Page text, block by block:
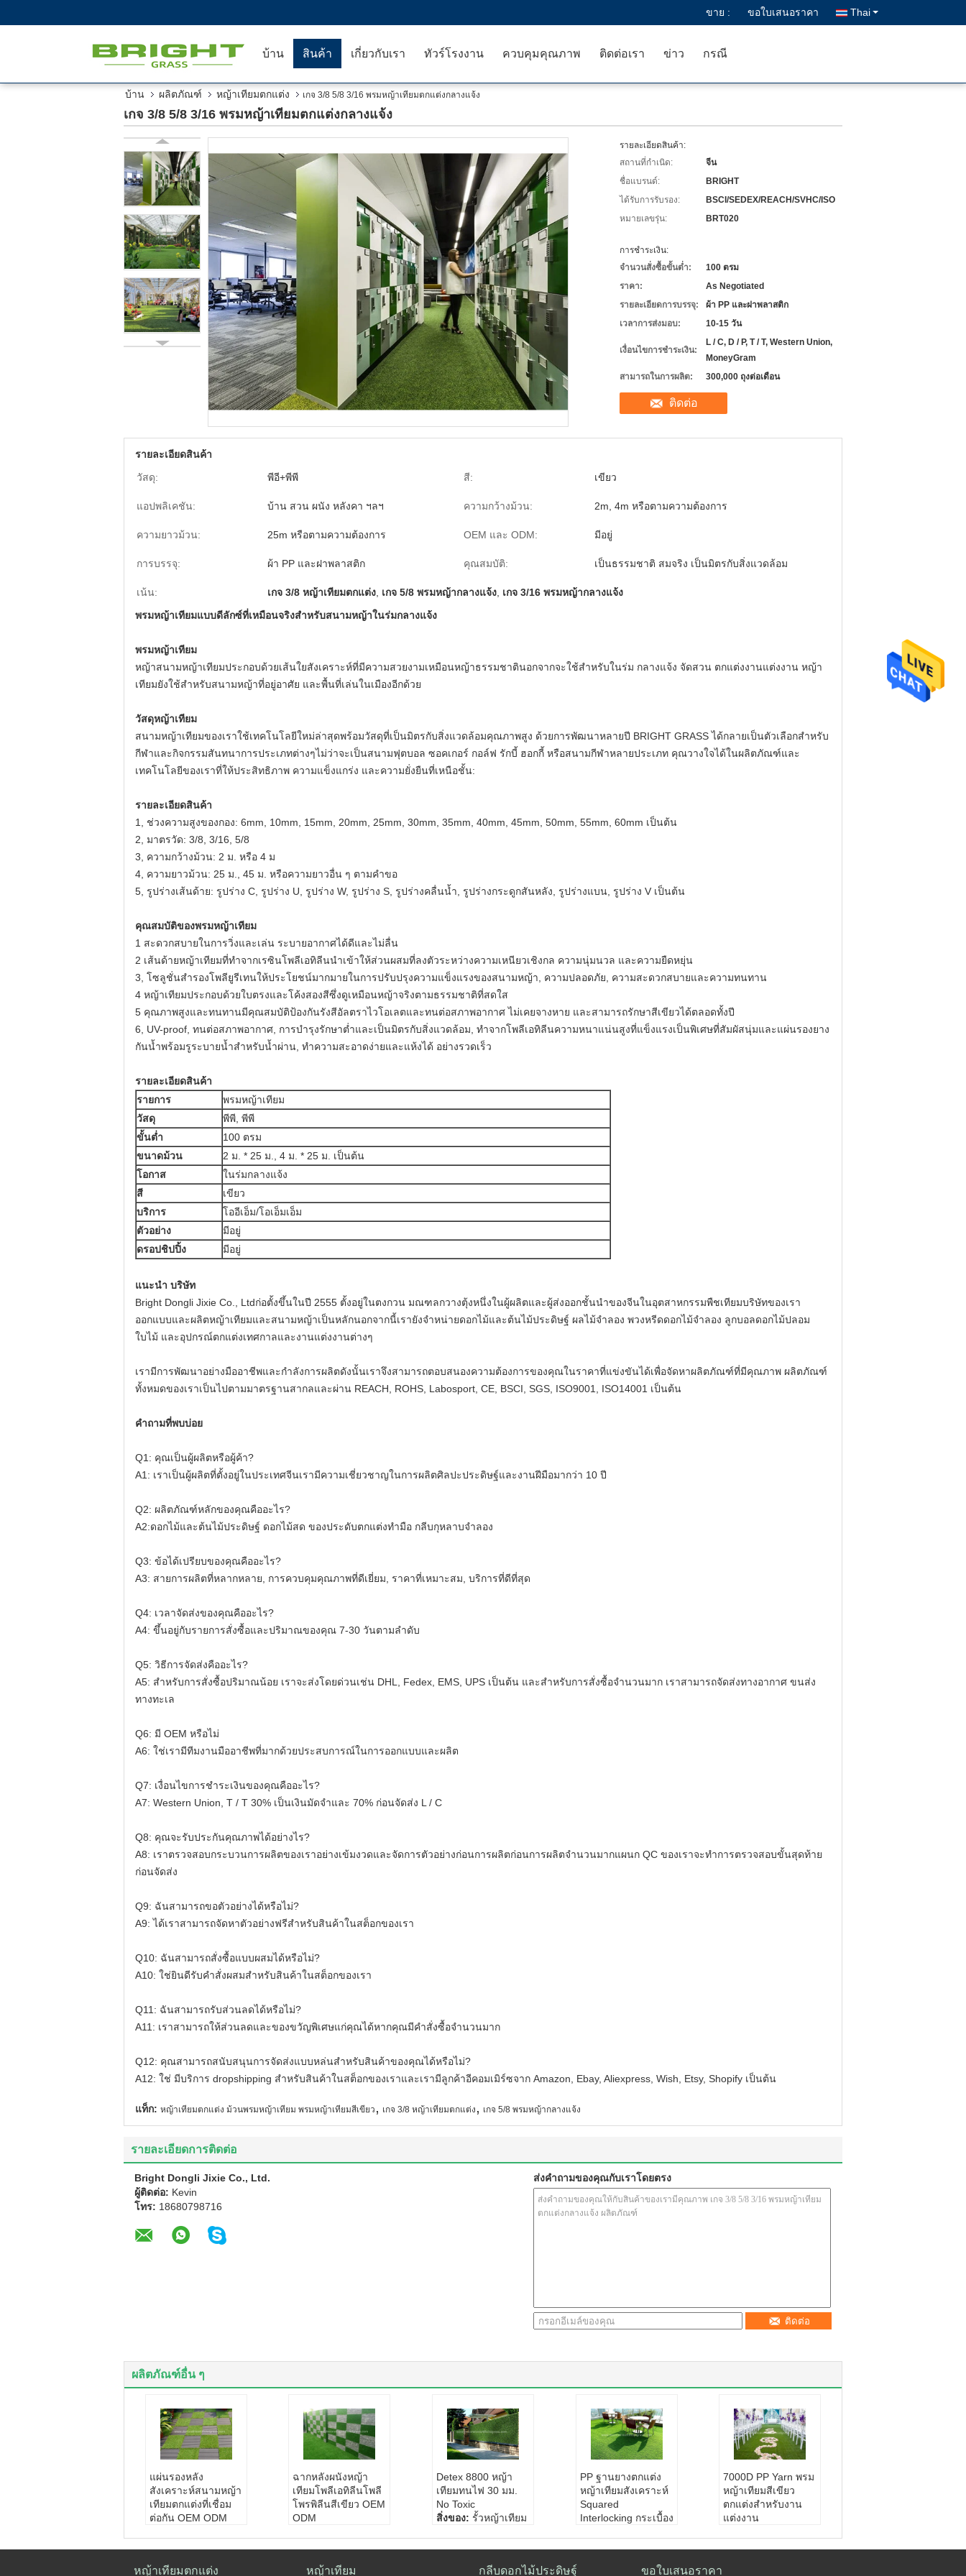
ขาย : ขอใบเสนอราคา Thai
บ้าน สินค้า เกี่ยวกับเรา ทัวร์โรงงาน ควบคุมคุณภาพ ติดต่อเรา ข่าว กรณี
บ้าน ผลิตภัณฑ์ หญ้าเทียมตกแต่ง เกจ 3/8 5/8 3/16 พรมหญ้าเทียมตกแต่งกลางแจ้ง
เกจ 3/8 5/8 3/16 พรมหญ้าเทียมตกแต่งกลางแจ้ง
รายละเอียดสินค้า:
สถานที่กำเนิด:
จีน
ชื่อแบรนด์:
BRIGHT
ได้รับการรับรอง:
BSCI/SEDEX/REACH/SVHC/ISO
หมายเลขรุ่น:
BRT020
การชำระเงิน:
จำนวนสั่งซื้อขั้นต่ำ:
100 ตรม
ราคา:
As Negotiated
รายละเอียดการบรรจุ:
ผ้า PP และฝาพลาสติก
เวลาการส่งมอบ:
10-15 วัน
เงื่อนไขการชำระเงิน:
L / C, D / P, T / T, Western Union,
MoneyGram
สามารถในการผลิต:
300,000 ถุงต่อเดือน
ติดต่อ
รายละเอียดสินค้า
วัสดุ:
พีอี+พีพี สี: เขียว
แอปพลิเคชัน: บ้าน สวน ผนัง หลังคา ฯลฯ ความกว้างม้วน: 2m, 4m หรือตามความต้องการ
ความยาวม้วน: 25m หรือตามความต้องการ OEM และ ODM: มีอยู่
การบรรจุ: ผ้า PP และฝาพลาสติก คุณสมบัติ: เป็นธรรมชาติ สมจริง เป็นมิตรกับสิ่งแวดล้อม
เน้น: เกจ 3/8 หญ้าเทียมตกแต่ง เกจ 5/8 พรมหญ้ากลางแจ้ง เกจ 3/16 พรมหญ้ากลางแจ้ง
พรมหญ้าเทียมแบบดีลักซ์ที่เหมือนจริงสำหรับสนามหญ้าในร่มกลางแจ้ง
พรมหญ้าเทียม
หญ้าสนามหญ้าเทียมประกอบด้วยเส้นใยสังเคราะห์ที่มีความสวยงามเหมือนหญ้าธรรมชาตินอกจากจะใช้สำหรับในร่ม กลางแจ้ง จัดสวน ตกแต่งงานแต่งงาน หญ้า
เทียมยังใช้สำหรับสนามหญ้าที่อยู่อาศัย และพื้นที่เล่นในเมืองอีกด้วย
วัสดุหญ้าเทียม
สนามหญ้าเทียมของเราใช้เทคโนโลยีใหม่ล่าสุดพร้อมวัสดุที่เป็นมิตรกับสิ่งแวดล้อมคุณภาพสูง ด้วยการพัฒนาหลายปี BRIGHT GRASS ได้กลายเป็นตัวเลือกสำหรับ
กีฬาและกิจกรรมสันทนาการประเภทต่างๆไม่ว่าจะเป็นสนามฟุตบอล ซอคเกอร์ กอล์ฟ รักบี้ ฮอกกี้ หรือสนามกีฬาหลายประเภท คุณวางใจได้ในผลิตภัณฑ์และ
เทคโนโลยีของเราที่ให้ประสิทธิภาพ ความแข็งแกร่ง และความยั่งยืนที่เหนือชั้น:
รายละเอียดสินค้า
1, ช่วงความสูงของกอง: 6mm, 10mm, 15mm, 20mm, 25mm, 30mm, 35mm, 40mm, 45mm, 50mm, 55mm, 60mm เป็นต้น
2, มาตรวัด: 3/8, 3/16, 5/8
3, ความกว้างม้วน: 2 ม. หรือ 4 ม
4, ความยาวม้วน: 25 ม., 45 ม. หรือความยาวอื่น ๆ ตามคำขอ
5, รูปร่างเส้นด้าย: รูปร่าง C, รูปร่าง U, รูปร่าง W, รูปร่าง S, รูปร่างคลื่นน้ำ, รูปร่างกระดูกสันหลัง, รูปร่างแบน, รูปร่าง V เป็นต้น
คุณสมบัติของพรมหญ้าเทียม
1 สะดวกสบายในการวิ่งและเล่น ระบายอากาศได้ดีและไม่ลื่น
2 เส้นด้ายหญ้าเทียมที่ทำจากเรซินโพลีเอทิลีนนำเข้าให้ส่วนผสมที่ลงตัวระหว่างความเหนียวเชิงกล ความนุ่มนวล และความยืดหยุ่น
3, โซลูชั่นสำรองโพลียูรีเทนให้ประโยชน์มากมายในการปรับปรุงความแข็งแรงของสนามหญ้า, ความปลอดภัย, ความสะดวกสบายและความทนทาน
4 หญ้าเทียมประกอบด้วยใบตรงและโค้งสองสีซึ่งดูเหมือนหญ้าจริงตามธรรมชาติที่สดใส
5 คุณภาพสูงและทนทานมีคุณสมบัติป้องกันรังสีอัลตราไวโอเลตและทนต่อสภาพอากาศ ไม่เคยจางหาย และสามารถรักษาสีเขียวได้ตลอดทั้งปี
6, UV-proof, ทนต่อสภาพอากาศ, การบำรุงรักษาต่ำและเป็นมิตรกับสิ่งแวดล้อม, ทำจากโพลีเอทิลีนความหนาแน่นสูงที่แข็งแรงเป็นพิเศษที่สัมผัสนุ่มและแผ่นรองยาง
กันน้ำพร้อมรูระบายน้ำสำหรับน้ำผ่าน, ทำความสะอาดง่ายและแห้งได้ อย่างรวดเร็ว
รายละเอียดสินค้า
รายการ
พรมหญ้าเทียม
วัสดุ
พีพี, พีพี
ขั้นต่ำ
100 ตรม
ขนาดม้วน
2 ม. * 25 ม., 4 ม. * 25 ม. เป็นต้น
โอกาส
ในร่มกลางแจ้ง
สี
เขียว
บริการ
โออีเอ็ม/โอเอ็มเอ็ม
ตัวอย่าง
มีอยู่
ดรอปชิปปิ้ง
มีอยู่
แนะนำ บริษัท
Bright Dongli Jixie Co., Ltdก่อตั้งขึ้นในปี 2555 ตั้งอยู่ในตงกวน มณฑลกวางตุ้งหนึ่งในผู้ผลิตและผู้ส่งออกชั้นนำของจีนในอุตสาหกรรมพืชเทียมบริษัทของเรา
ออกแบบและผลิตหญ้าเทียมและสนามหญ้าเป็นหลักนอกจากนี้เรายังจำหน่ายดอกไม้และต้นไม้ประดิษฐ์ ผลไม้จำลอง พวงหรีดดอกไม้จำลอง ลูกบอลดอกไม้ปลอม
ใบไม้ และอุปกรณ์ตกแต่งเทศกาลและงานแต่งงานต่างๆ
เรามีการพัฒนาอย่างมืออาชีพและกำลังการผลิตดังนั้นเราจึงสามารถตอบสนองความต้องการของคุณในราคาที่แข่งขันได้เพื่อจัดหาผลิตภัณฑ์ที่มีคุณภาพ ผลิตภัณฑ์
ทั้งหมดของเราเป็นไปตามมาตรฐานสากลและผ่าน REACH, ROHS, Labosport, CE, BSCI, SGS, ISO9001, ISO14001 เป็นต้น
คำถามที่พบบ่อย
Q1: คุณเป็นผู้ผลิตหรือผู้ค้า?
A1: เราเป็นผู้ผลิตที่ตั้งอยู่ในประเทศจีนเรามีความเชี่ยวชาญในการผลิตศิลปะประดิษฐ์และงานฝีมือมากว่า 10 ปี
Q2: ผลิตภัณฑ์หลักของคุณคืออะไร?
A2:ดอกไม้และต้นไม้ประดิษฐ์ ดอกไม้สด ของประดับตกแต่งทำมือ กลีบกุหลาบจำลอง
Q3: ข้อได้เปรียบของคุณคืออะไร?
A3: สายการผลิตที่หลากหลาย, การควบคุมคุณภาพที่ดีเยี่ยม, ราคาที่เหมาะสม, บริการที่ดีที่สุด
Q4: เวลาจัดส่งของคุณคืออะไร?
A4: ขึ้นอยู่กับรายการสั่งซื้อและปริมาณของคุณ 7-30 วันตามลำดับ
Q5: วิธีการจัดส่งคืออะไร?
A5: สำหรับการสั่งซื้อปริมาณน้อย เราจะส่งโดยด่วนเช่น DHL, Fedex, EMS, UPS เป็นต้น และสำหรับการสั่งซื้อจำนวนมาก เราสามารถจัดส่งทางอากาศ ขนส่ง
ทางทะเล
Q6: มี OEM หรือไม่
A6: ใช่เรามีทีมงานมืออาชีพที่มากด้วยประสบการณ์ในการออกแบบและผลิต
Q7: เงื่อนไขการชำระเงินของคุณคืออะไร?
A7: Western Union, T / T 30% เป็นเงินมัดจำและ 70% ก่อนจัดส่ง L / C
Q8: คุณจะรับประกันคุณภาพได้อย่างไร?
A8: เราตรวจสอบกระบวนการผลิตของเราอย่างเข้มงวดและจัดการตัวอย่างก่อนการผลิตก่อนการผลิตจำนวนมากแผนก QC ของเราจะทำการตรวจสอบขั้นสุดท้าย
ก่อนจัดส่ง
Q9: ฉันสามารถขอตัวอย่างได้หรือไม่?
A9: ได้เราสามารถจัดหาตัวอย่างฟรีสำหรับสินค้าในสต็อกของเรา
Q10: ฉันสามารถสั่งซื้อแบบผสมได้หรือไม่?
A10: ใช่ยินดีรับคำสั่งผสมสำหรับสินค้าในสต็อกของเรา
Q11: ฉันสามารถรับส่วนลดได้หรือไม่?
A11: เราสามารถให้ส่วนลดและของขวัญพิเศษแก่คุณได้หากคุณมีคำสั่งซื้อจำนวนมาก
Q12: คุณสามารถสนับสนุนการจัดส่งแบบหล่นสำหรับสินค้าของคุณได้หรือไม่?
A12: ใช่ มีบริการ dropshipping สำหรับสินค้าในสต็อกของเราและเรามีลูกค้าอีคอมเมิร์ซจาก Amazon, Ebay, Aliexpress, Wish, Etsy, Shopify เป็นต้น
แท็ก: หญ้าเทียมตกแต่ง ม้วนพรมหญ้าเทียม พรมหญ้าเทียมสีเขียว , เกจ 3/8 หญ้าเทียมตกแต่ง , เกจ 5/8 พรมหญ้ากลางแจ้ง
รายละเอียดการติดต่อ
Bright Dongli Jixie Co., Ltd.
ผู้ติดต่อ: Kevin
โทร: 18680798716
ส่งคำถามของคุณกับเราโดยตรง
ติดต่อ
ผลิตภัณฑ์อื่น ๆ
แผ่นรองหลัง
สังเคราะห์สนามหญ้า
เทียมตกแต่งที่เชื่อม
ต่อกัน OEM ODM
วัสดุ:พีอี+พีพี
ฉากหลังผนังหญ้า
เทียมโพลีเอทิลีนโพลี
โพรพิลีนสีเขียว OEM
ODM
เขียว
Detex 8800 หญ้า
เทียมทนไฟ 30 มม.
No Toxic
สิ่งของ: รั้วหญ้าเทียม
ทันสมัย
PP ฐานยางตกแต่ง
หญ้าเทียมสังเคราะห์
Squared
Interlocking กระเบื้อง
7000D PP Yarn พรม
หญ้าเทียมสีเขียว
ตกแต่งสำหรับงาน
แต่งงาน
หญ้าเทียมตกแต่ง หญ้าเทียม กลีบดอกไม้ประดิษฐ์ ขอใบเสนอราคา